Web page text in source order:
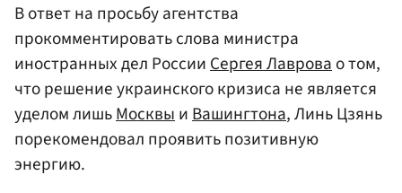
В ответ на просьбу агентства
прокомментировать слова министра
иностранных дел РоссииСергея Лавровао том,
что решение украинского кризиса не является
уделом лишьМосквыиВашингтона, Линь Цзянь
порекомендовал проявить позитивную
энергию.